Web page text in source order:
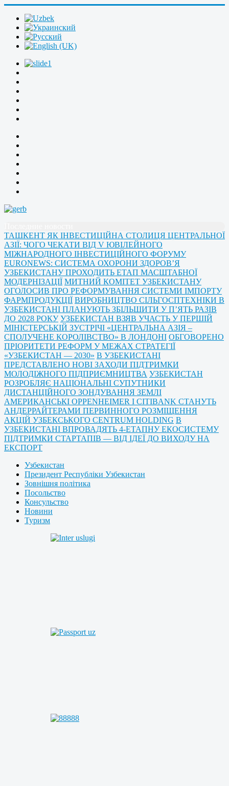
ТАШКЕНТ ЯК ІНВЕСТИЦІЙНА СТОЛИЦЯ ЦЕНТРАЛЬНОЇ
АЗІЇ: ЧОГО ЧЕКАТИ ВІД V ЮВІЛЕЙНОГО
МІЖНАРОДНОГО ІНВЕСТИЦІЙНОГО ФОРУМУ
EURONEWS: СИСТЕМА ОХОРОНИ ЗДОРОВ’Я
УЗБЕКИСТАНУ ПРОХОДИТЬ ЕТАП МАСШТАБНОЇ
МОДЕРНІЗАЦІЇ МИТНИЙ КОМІТЕТ УЗБЕКИСТАНУ
ОГОЛОСИВ ПРО РЕФОРМУВАННЯ СИСТЕМИ ІМПОРТУ
ФАРМПРОДУКЦІЇ ВИРОБНИЦТВО СІЛЬГОСПТЕХНІКИ В
УЗБЕКИСТАНІ ПЛАНУЮТЬ ЗБІЛЬШИТИ У П’ЯТЬ РАЗІВ
ДО 2028 РОКУ УЗБЕКИСТАН ВЗЯВ УЧАСТЬ У ПЕРШІЙ
МІНІСТЕРСЬКІЙ ЗУСТРІЧІ «ЦЕНТРАЛЬНА АЗІЯ –
СПОЛУЧЕНЕ КОРОЛІВСТВО» В ЛОНДОНІ ОБГОВОРЕНО
ПРІОРИТЕТИ РЕФОРМ У МЕЖАХ СТРАТЕГІЇ
«УЗБЕКИСТАН — 2030» В УЗБЕКИСТАНІ
ПРЕДСТАВЛЕНО НОВІ ЗАХОДИ ПІДТРИМКИ
МОЛОДІЖНОГО ПІДПРИЄМНИЦТВА УЗБЕКИСТАН
РОЗРОБЛЯЄ НАЦІОНАЛЬНІ СУПУТНИКИ
ДИСТАНЦІЙНОГО ЗОНДУВАННЯ ЗЕМЛІ
АМЕРИКАНСЬКІ OPPENHEIMER І CITIBANK СТАНУТЬ
АНДЕРРАЙТЕРАМИ ПЕРВИННОГО РОЗМІЩЕННЯ
АКЦІЙ УЗБЕКСЬКОГО CENTRUM HOLDING В
УЗБЕКИСТАНІ ВПРОВАДЯТЬ 4-ЕТАПНУ ЕКОСИСТЕМУ
ПІДТРИМКИ СТАРТАПІВ — ВІД ІДЕЇ ДО ВИХОДУ НА
ЕКСПОРТ
Узбекистан
Президент Республіки Узбекистан
Зовнішня політика
Посольство
Консульство
Новини
Туризм